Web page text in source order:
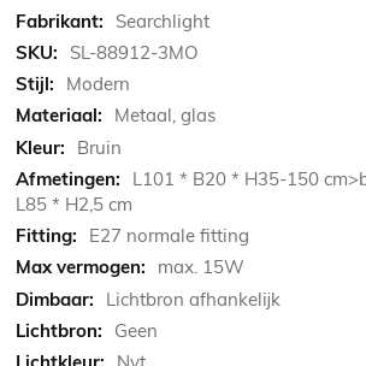
Meer
informatie
Searchlight
SL-88912-3MO
Modern
Metaal, glas
Bruin
L101 * B20 * H35-150
L85 * H2,5 cm
E27 normale fitting
max. 15W
Lichtbron afhankelijk
Geen